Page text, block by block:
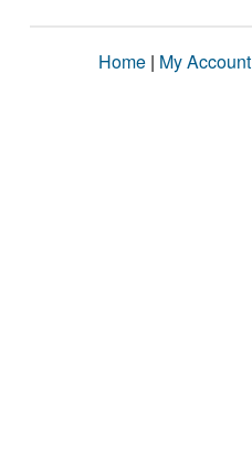
Home | My Account